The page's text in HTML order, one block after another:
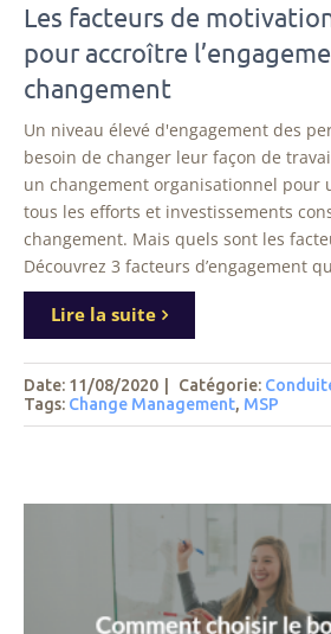
Les facteurs de
pour accroître
changement
Un niveau élevé d'engagement des
besoin de changer leur façon de
un changement organisationnel pour
tous les efforts et investissements
changement. Mais quels sont les
Découvrez 3 facteurs d’engagement
Lire la suite
Date: 11/08/2020 Catégorie:
Tags: Change Management, MSP